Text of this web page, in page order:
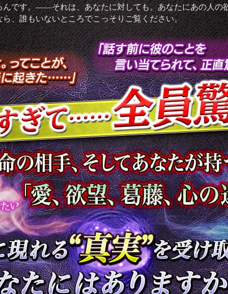
んです。――それは、あなたに対しても。あなたにあの人の
ら、誰もいないところでこっそりご覧ください。